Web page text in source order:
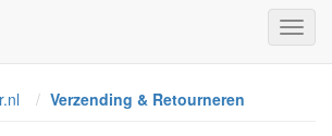
Verzending & Retourneren